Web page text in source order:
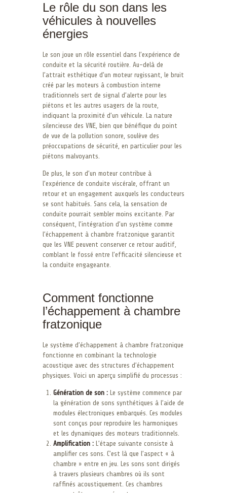
Le rôle du son dans les
véhicules à nouvelles
énergies
Le son joue un rôle essentiel dans l’expérience de
conduite et la sécurité routière. Au-delà de
l’attrait esthétique d’un moteur rugissant, le bruit
créé par les moteurs à combustion interne
traditionnels sert de signal d’alerte pour les
piétons et les autres usagers de la route,
indiquant la proximité d’un véhicule. La nature
silencieuse des VNE, bien que bénéfique du point
de vue de la pollution sonore, soulève des
préoccupations de sécurité, en particulier pour les
piétons malvoyants.
De plus, le son d’un moteur contribue à
l’expérience de conduite viscérale, offrant un
retour et un engagement auxquels les conducteurs
se sont habitués. Sans cela, la sensation de
conduite pourrait sembler moins excitante. Par
conséquent, l’intégration d’un système comme
l’échappement à chambre fratzonique garantit
que les VNE peuvent conserver ce retour auditif,
comblant le fossé entre l’efficacité silencieuse et
la conduite engageante.
Comment fonctionne
l’échappement à chambre
fratzonique
Le système d’échappement à chambre fratzonique
fonctionne en combinant la technologie
acoustique avec des structures d’échappement
physiques. Voici un aperçu simplifié du processus :
Génération de son : Le système commence par
la génération de sons synthétiques à l’aide de
modules électroniques embarqués. Ces modules
sont conçus pour reproduire les harmoniques
et les dynamiques des moteurs traditionnels.
Amplification : L’étape suivante consiste à
amplifier ces sons. C’est là que l’aspect « à
chambre » entre en jeu. Les sons sont dirigés
à travers plusieurs chambres où ils sont
raffinés acoustiquement. Ces chambres